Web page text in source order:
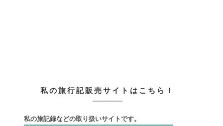
私の旅行記販売サイトはこちら！
私の旅記録などの取り扱いサイトです。